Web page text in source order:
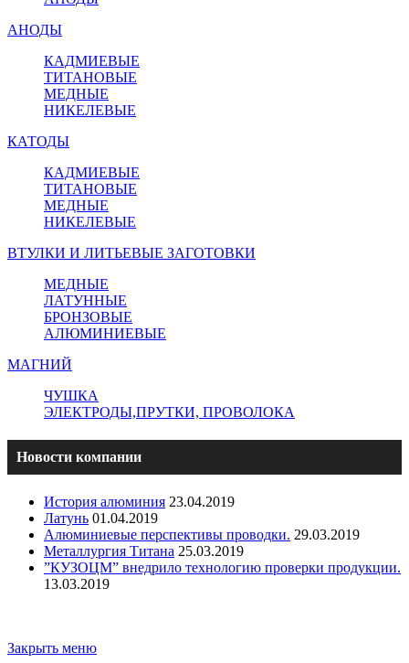
АНОДЫ
КАДМИЕВЫЕ
ТИТАНОВЫЕ
МЕДНЫЕ
НИКЕЛЕВЫЕ
КАТОДЫ
КАДМИЕВЫЕ
ТИТАНОВЫЕ
МЕДНЫЕ
НИКЕЛЕВЫЕ
ВТУЛКИ И ЛИТЬЕВЫЕ ЗАГОТОВКИ
МЕДНЫЕ
ЛАТУННЫЕ
БРОНЗОВЫЕ
АЛЮМИНИЕВЫЕ
МАГНИЙ
ЧУШКА
ЭЛЕКТРОДЫ,ПРУТКИ, ПРОВОЛОКА
Новости компании
История алюминия 23.04.2019
Латунь 01.04.2019
Алюминиевые перспективы проводки. 29.03.2019
Металлургия Титана 25.03.2019
”КУЗОЦМ” внедрило технологию проверки продукции.
13.03.2019
Закрыть меню